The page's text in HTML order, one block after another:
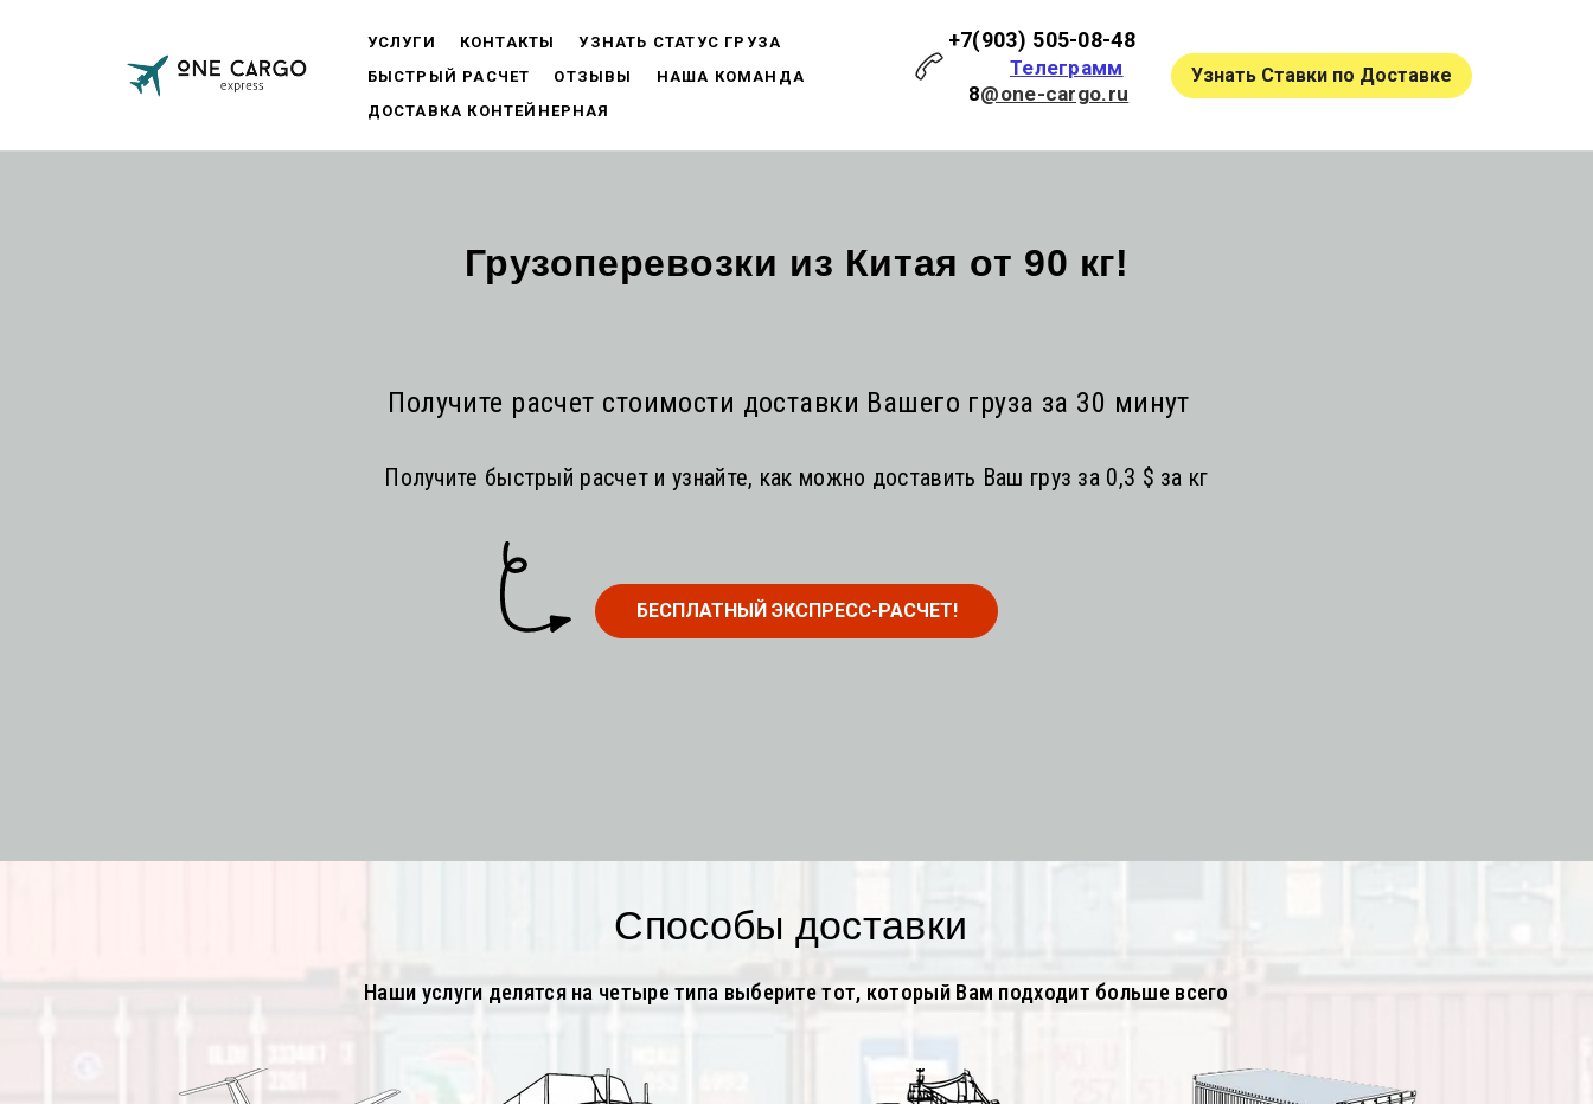
УСЛУГИ КОНТАКТЫ
УЗНАТЬ СТАТУС ГРУЗА
БЫСТРЫЙ РАСЧЕТ
ОТЗЫВЫ
НАША КОМАНДА
ДОСТАВКА КОНТЕЙНЕРНАЯ
+7(903) 505-08-48
Телеграмм
8@one-cargo.ru
Узнать Ставки по Доставке
Грузоперевозки из Китая от 90 кг!
Получите расчет стоимости доставки Вашего груза за 30 минут
Получите быстрый расчет и узнайте, как можно доставить Ваш груз за 0,3 $ за кг
БЕСПЛАТНЫЙ ЭКСПРЕСС-РАСЧЕТ!
Способы доставки
Наши услуги делятся на четыре типа выберите тот, который Вам подходит больше всего